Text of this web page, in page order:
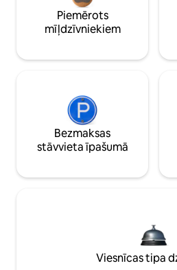
Piemērots
mīļdzīvniekiem
Bezmaksas
stāvvieta īpašumā
Viesnīcas tipa